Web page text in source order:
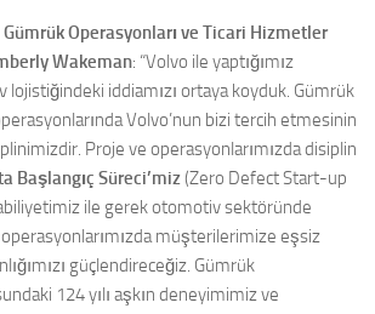
Operasyonları ve Ticari Hizmetler
Wakeman: “Volvo ile yaptığımız
iddiamızı ortaya koyduk. Gümrük
Volvo’nun bizi tercih etmesinin
Proje ve operasyonlarımızda disiplin
Başlangıç Süreci’miz(Zero Defect Start-up
ile gerek otomotiv sektöründe
müşterilerimize eşsiz
güçlendireceğiz. Gümrük
124 yılı aşkın deneyimimiz ve